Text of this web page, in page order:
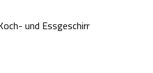
und Essgeschirr